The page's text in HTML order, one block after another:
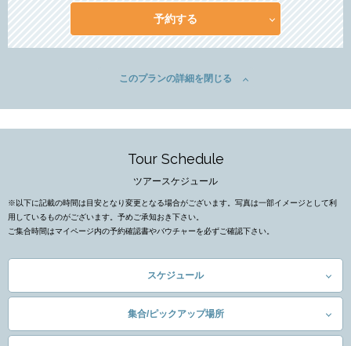
予約する
このプランの詳細を閉じる
Tour Schedule
ツアースケジュール
※以下に記載の時間は目安となり変更となる場合がございます。写真は一部イメージとして利
用しているものがございます。予めご承知おき下さい。
ご集合時間はマイページ内の予約確認書やバウチャーを必ずご確認下さい。
スケジュール
集合/ピックアップ場所